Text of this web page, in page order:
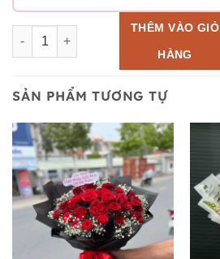
Hoa Bó - BH 30 số lượngTHÊM VÀO GIỎ
HÀNG
SẢN PHẨM TƯƠNG TỰ